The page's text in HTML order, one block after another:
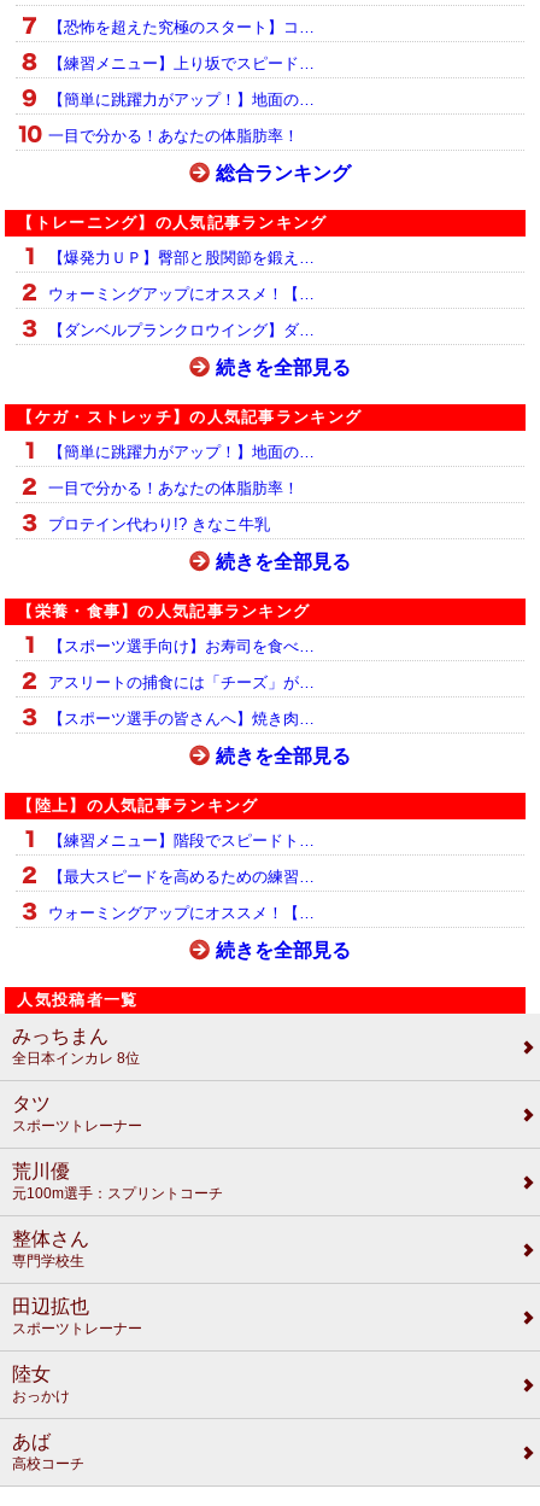
【恐怖を超えた究極のスタート】コ…
【練習メニュー】上り坂でスピード…
【簡単に跳躍力がアップ！】地面の…
一目で分かる！あなたの体脂肪率！
総合ランキング
【トレーニング】の人気記事ランキング
【爆発力ＵＰ】臀部と股関節を鍛え…
ウォーミングアップにオススメ！【…
【ダンベルプランクロウイング】ダ…
続きを全部見る
【ケガ・ストレッチ】の人気記事ランキング
【簡単に跳躍力がアップ！】地面の…
一目で分かる！あなたの体脂肪率！
プロテイン代わり!? きなこ牛乳
続きを全部見る
【栄養・食事】の人気記事ランキング
【スポーツ選手向け】お寿司を食べ…
アスリートの捕食には「チーズ」が…
【スポーツ選手の皆さんへ】焼き肉…
続きを全部見る
【陸上】の人気記事ランキング
【練習メニュー】階段でスピードト…
【最大スピードを高めるための練習…
ウォーミングアップにオススメ！【…
続きを全部見る
人気投稿者一覧
みっちまん
全日本インカレ 8位
タツ
スポーツトレーナー
荒川優
元100m選手：スプリントコーチ
整体さん
専門学校生
田辺拡也
スポーツトレーナー
陸女
おっかけ
あば
高校コーチ